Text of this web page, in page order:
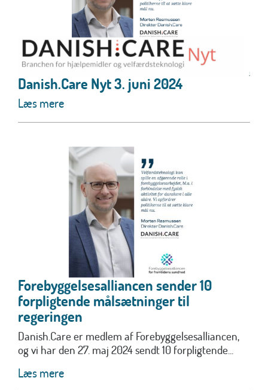
Danish.Care Nyt 3. juni 2024
Læs mere
Forebyggelsesalliancen sender 10
forpligtende målsætninger til
regeringen
Danish.Care er medlem af Forebyggelsesalliancen,
og vi har den 27. maj 2024 sendt 10 forpligtende...
Læs mere